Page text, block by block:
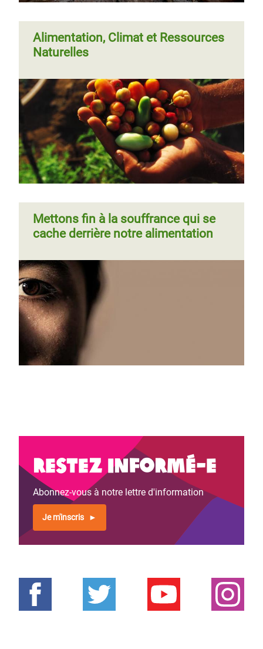
Alimentation, Climat et Ressources
Naturelles
Mettons fin à la souffrance qui se
cache derrière notre alimentation
Restez informé-e
Abonnez-vous à notre lettre d'information
Je m'inscris